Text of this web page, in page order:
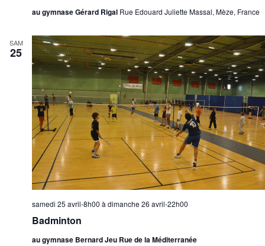
au gymnase Gérard Rigal Rue Edouard Juliette Massal, Mèze, France
SAM
25
Badminton
samedi 25 avril-8h00 àdimanche 26 avril-22h00
au gymnase Bernard Jeu Rue de la Méditerranée